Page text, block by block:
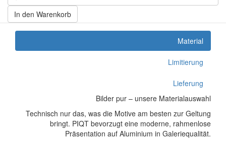
In den Warenkorb
Material
Limitierung
Lieferung
Bilder pur – unsere Materialauswahl
Technisch nur das, was die Motive am besten zur Geltung
bringt. PIQT bevorzugt eine moderne, rahmenlose
Präsentation auf Aluminium in Galeriequalität.